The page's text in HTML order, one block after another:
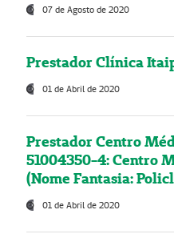
07 de Agosto de 2020
Prestador Clínica
01 de Abril de 2020
Prestador Centro
51004350-4: Centro
(Nome Fantasia:
01 de Abril de 2020